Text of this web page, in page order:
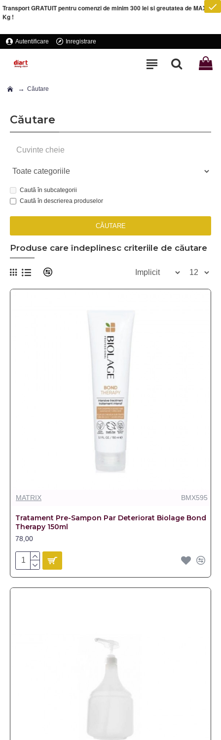
Transport GRATUIT pentru comenzi de minim 300 lei si greutatea de MAXIM 5
Kg !
Autentificare Inregistrare
Căutare
Căutare
Caută în subcategorii
Caută în descrierea produselor
CĂUTARE
Produse care îndeplinesc criteriile de căutare
MATRIX BMX595
Tratament Pre-Sampon Par Deteriorat Biolage Bond
Therapy 150ml
78,00